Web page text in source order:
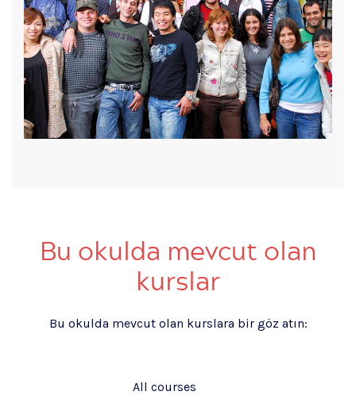
Bu okulda mevcut olan
kurslar
Bu okulda mevcut olan kurslara bir göz atın:
All courses